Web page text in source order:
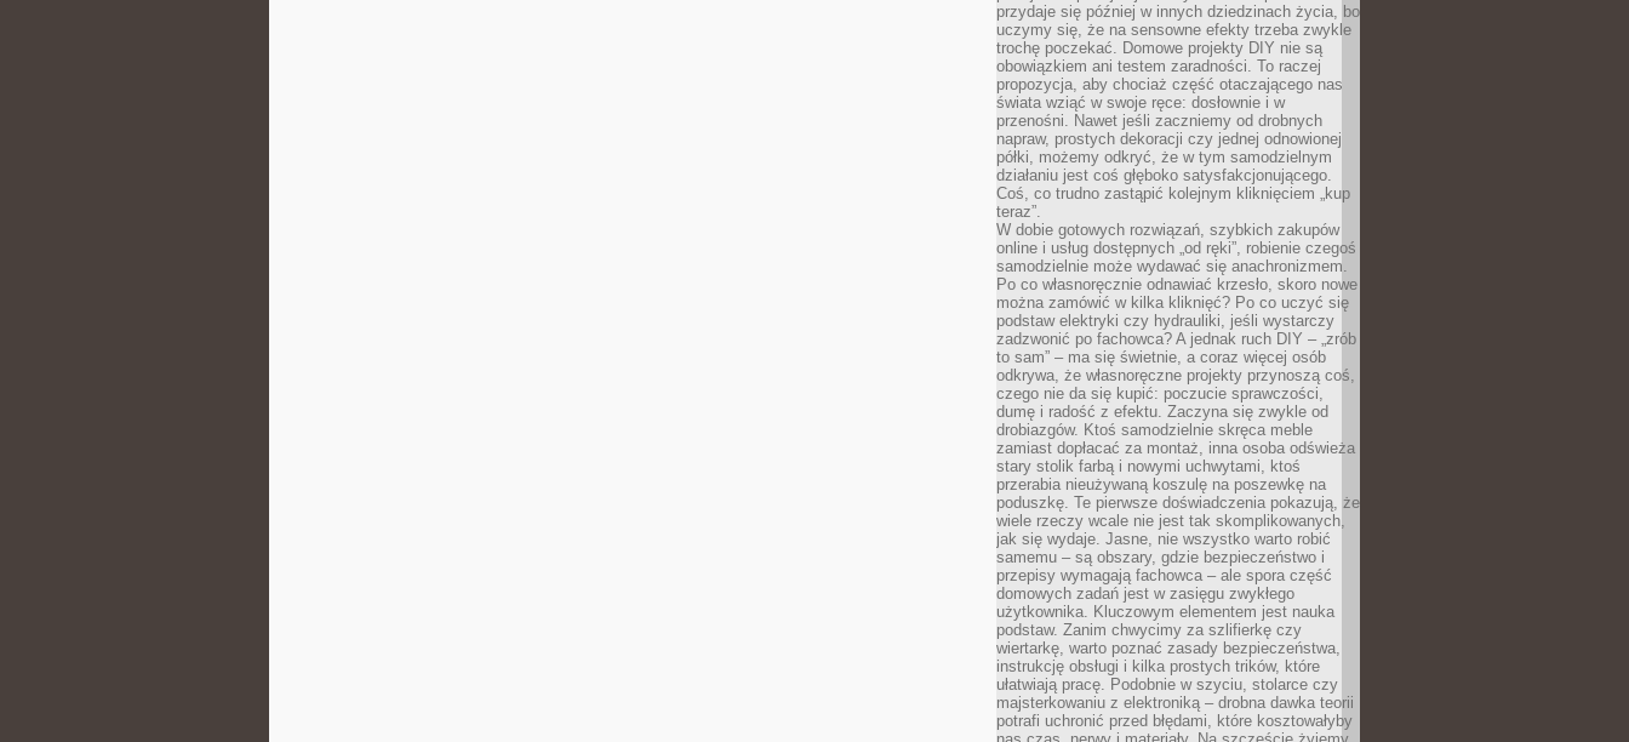
przydaje się później w innych dziedzinach życia, bo
uczymy się, że na sensowne efekty trzeba zwykle
trochę poczekać. Domowe projekty DIY nie są
obowiązkiem ani testem zaradności. To raczej
propozycja, aby chociaż część otaczającego nas
świata wziąć w swoje ręce: dosłownie i w
przenośni. Nawet jeśli zaczniemy od drobnych
napraw, prostych dekoracji czy jednej odnowionej
półki, możemy odkryć, że w tym samodzielnym
działaniu jest coś głęboko satysfakcjonującego.
Coś, co trudno zastąpić kolejnym kliknięciem „kup
teraz”.
W dobie gotowych rozwiązań, szybkich zakupów
online i usług dostępnych „od ręki”, robienie czegoś
samodzielnie może wydawać się anachronizmem.
Po co własnoręcznie odnawiać krzesło, skoro nowe
można zamówić w kilka kliknięć? Po co uczyć się
podstaw elektryki czy hydrauliki, jeśli wystarczy
zadzwonić po fachowca? A jednak ruch DIY – „zrób
to sam” – ma się świetnie, a coraz więcej osób
odkrywa, że własnoręczne projekty przynoszą coś,
czego nie da się kupić: poczucie sprawczości,
dumę i radość z efektu. Zaczyna się zwykle od
drobiazgów. Ktoś samodzielnie skręca meble
zamiast dopłacać za montaż, inna osoba odświeża
stary stolik farbą i nowymi uchwytami, ktoś
przerabia nieużywaną koszulę na poszewkę na
poduszkę. Te pierwsze doświadczenia pokazują, że
wiele rzeczy wcale nie jest tak skomplikowanych,
jak się wydaje. Jasne, nie wszystko warto robić
samemu – są obszary, gdzie bezpieczeństwo i
przepisy wymagają fachowca – ale spora część
domowych zadań jest w zasięgu zwykłego
użytkownika. Kluczowym elementem jest nauka
podstaw. Zanim chwycimy za szlifierkę czy
wiertarkę, warto poznać zasady bezpieczeństwa,
instrukcję obsługi i kilka prostych trików, które
ułatwiają pracę. Podobnie w szyciu, stolarce czy
majsterkowaniu z elektroniką – drobna dawka teorii
potrafi uchronić przed błędami, które kosztowałyby